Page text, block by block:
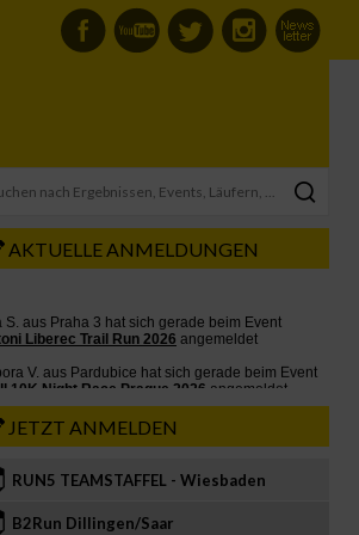
AKTUELLE ANMELDUNGEN
JETZT ANMELDEN
RUN5 TEAMSTAFFEL - Wiesbaden
B2Run Dillingen/Saar